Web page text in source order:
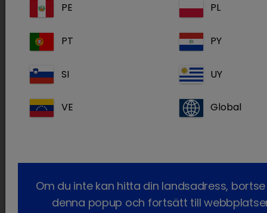
1. Nuttall T.Malassezia
dermatitis. In: BSAVA Manual of Canine
and Feline Dermatology 3rd Edition, BSAVA 2012; 198-205
In: Muller and Kirk’s Small Animal Dermatology 7th Edition,
Elsevier 2013; 243-249
Bilder upphovsrätt Ariane Neuber DrMedVet
Vad orsakarMalasseziadermatit?
Många olika tillstånd kan orsaka opportunistisk
PE PL
PT PY
SI UY
VE Global
Om du inte kan hitta din landsadress,
denna popup och fortsätt till